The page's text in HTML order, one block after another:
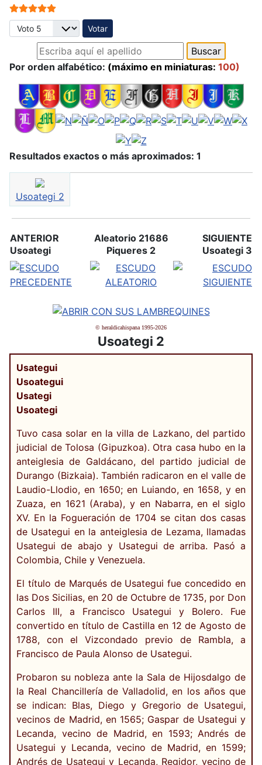
Ratio:5/5
Por favor, vote
Por orden alfabético: (máximo en miniaturas: 100)
Resultados exactos o más aproximados: 1
Usoategi 2
ANTERIOR
Usoategi
Aleatorio 21686
Piqueres 2
SIGUIENTE
Usoategi 3
© heraldicahispana 1995-2026
Usoategi 2
Usategui
Usoategui
Usategi
Usoategi
Tuvo casa solar en la villa de Lazkano, del partido
judicial de Tolosa (Gipuzkoa). Otra casa hubo en la
anteiglesia de Galdácano, del partido judicial de
Durango (Bizkaia). También radicaron en el valle de
Laudio-Llodio, en 1650; en Luiando, en 1658, y en
Zuaza, en 1621 (Araba), y en Nabarra, en el siglo
XV. En la Fogueración de 1704 se citan dos casas
de Usategui en la anteiglesia de Lezama, llamadas
Usategui de abajo y Usategui de arriba. Pasó a
Colombia, Chile y Venezuela.
El título de Marqués de Usategui fue concedido en
las Dos Sicilias, en 20 de Octubre de 1735, por Don
Carlos III, a Francisco Usategui y Bolero. Fue
convertido en título de Castilla en 12 de Agosto de
1788, con el Vizcondado previo de Rambla, a
Francisco de Paula Alonso de Usategui.
Probaron su nobleza ante la Sala de Hijosdalgo de
la Real Chancillería de Valladolid, en los años que
se indican: Blas, Diego y Gregorio de Usategui,
vecinos de Madrid, en 1565; Gaspar de Usategui y
Lecanda, vecino de Madrid, en 1593; Andrés de
Usategui y Lecanda, vecino de Madrid, en 1599;
Andrés de Usategui y Lecanda, Regidor, vecino de